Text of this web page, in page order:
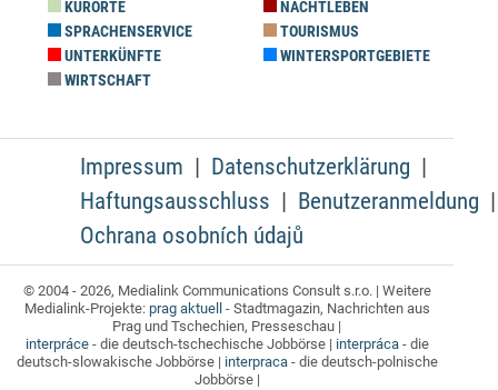
KURORTE
NACHTLEBEN
SPRACHENSERVICE
TOURISMUS
UNTERKÜNFTE
WINTERSPORTGEBIETE
WIRTSCHAFT
Impressum
Datenschutzerklärung
Haftungsausschluss
Benutzeranmeldung
Ochrana osobních údajů
© 2004 - 2026, Medialink Communications Consult s.r.o. | Weitere
Medialink-Projekte: prag aktuell - Stadtmagazin, Nachrichten aus
Prag und Tschechien, Presseschau |
interpráce- die deutsch-tschechische Jobbörse | interpráca- die
deutsch-slowakische Jobbörse | interpraca- die deutsch-polnische
Jobbörse |